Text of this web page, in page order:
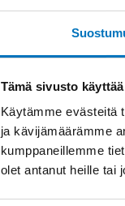
Tämä sivusto
Käytämme evästeitä
ja kävijämäärämme
kumppaneillemme
olet antanut heille tai